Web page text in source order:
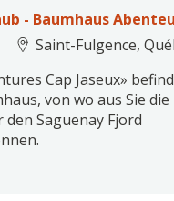
- Baumhaus
Saint-Fulgence,
Cap Jaseux»
von wo aus Sie die
Saguenay Fjord